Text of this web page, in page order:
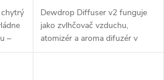
–
Dewdrop Diffuser v2 funguje
jako zvlhčovač vzduchu,
atomizér a aroma difuzér v
jednom. Díky ultrazvukové